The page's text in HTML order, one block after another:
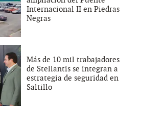
Internacional II en Piedras
Negras
Más de 10 mil trabajadores
de Stellantis se integran a
estrategia de seguridad en
Saltillo